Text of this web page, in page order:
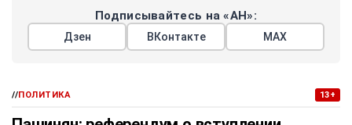
Подписывайтесь на «АН»:
Дзен ВКонтакте МАХ
//ПОЛИТИКА 13+